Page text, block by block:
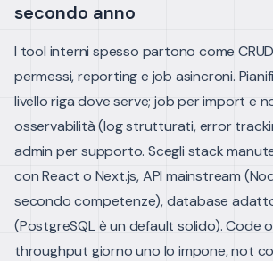
secondo anno
I tool interni spesso partono come
permessi, reporting e job asincroni.
livello riga dove serve; job per import e
osservabilità (log strutturati, error
admin per supporto. Scegli stack
con React o Next.js, API mainstream
secondo competenze), database
(PostgreSQL è un default solido). Code
throughput giorno uno lo impone, not